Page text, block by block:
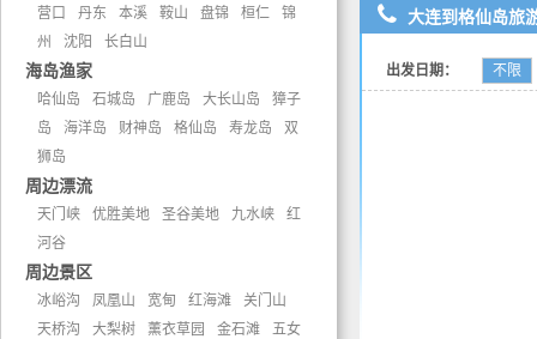
营口 丹东 本溪 鞍山 盘锦 桓仁
锦
州
沈阳 长白山
海岛渔家
哈仙岛 石城岛 广鹿岛 大长山岛
獐子
岛
海洋岛 财神岛 格仙岛 寿龙岛
双
狮岛
周边漂流
天门峡 优胜美地 圣谷美地 九水峡
红
河谷
周边景区
冰峪沟 凤凰山 宽甸 红海滩
关门山
天桥沟
大梨树 薰衣草园 金石滩
五女
大连到格仙岛旅
出发日期： 不限